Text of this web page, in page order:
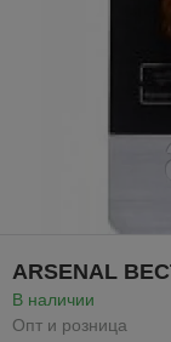
ARSENAL
В наличии
Опт и розница